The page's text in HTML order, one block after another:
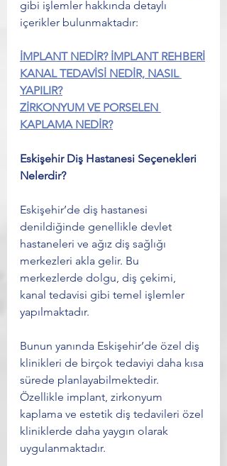
gibi işlemler hakkında detaylı
içerikler bulunmaktadır:
İMPLANT NEDİR? İMPLANT REHBERİ
KANAL TEDAVİSİ NEDİR, NASIL
YAPILIR?
ZİRKONYUM VE PORSELEN
KAPLAMA NEDİR?
Eskişehir Diş Hastanesi Seçenekleri
Nelerdir?
Eskişehir’de diş hastanesi
denildiğinde genellikle devlet
hastaneleri ve ağız diş sağlığı
merkezleri akla gelir. Bu
merkezlerde dolgu, diş çekimi,
kanal tedavisi gibi temel işlemler
yapılmaktadır.
Bunun yanında Eskişehir’de özel diş
klinikleri de birçok tedaviyi daha kısa
sürede planlayabilmektedir.
Özellikle implant, zirkonyum
kaplama ve estetik diş tedavileri özel
kliniklerde daha yaygın olarak
uygulanmaktadır.